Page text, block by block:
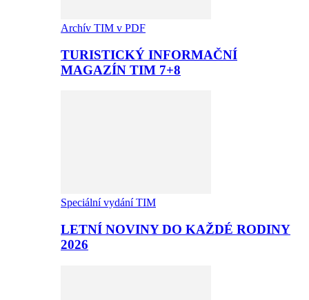
Archív TIM v PDF
TURISTICKÝ INFORMAČNÍ
MAGAZÍN TIM 7+8
Speciální vydání TIM
LETNÍ NOVINY DO KAŽDÉ RODINY
2026